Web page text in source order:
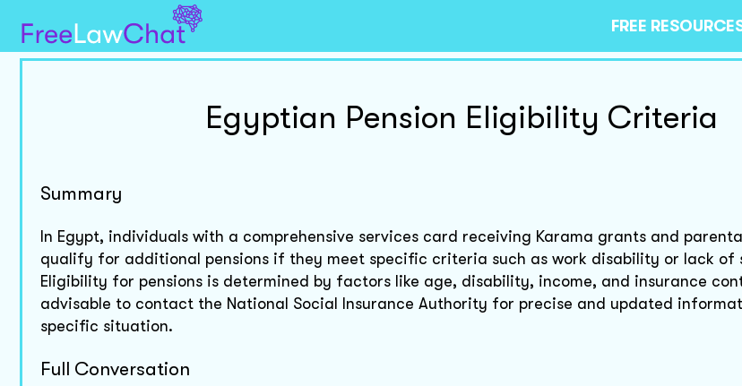
FREE
Egyptian Pension Eligibility Criteria
Summary
In Egypt, individuals with a comprehensive services card receiving Karama grants and
qualify for additional pensions if they meet specific criteria such as work disability or lack of
Eligibility for pensions is determined by factors like age, disability, income, and insurance
advisable to contact the National Social Insurance Authority for precise and updated
specific situation.
Full Conversation